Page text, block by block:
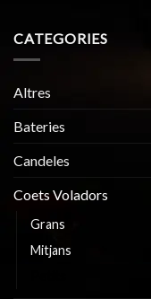
CATEGORIES
Altres
Bateries
Candeles
Coets Voladors
Grans
Mitjans